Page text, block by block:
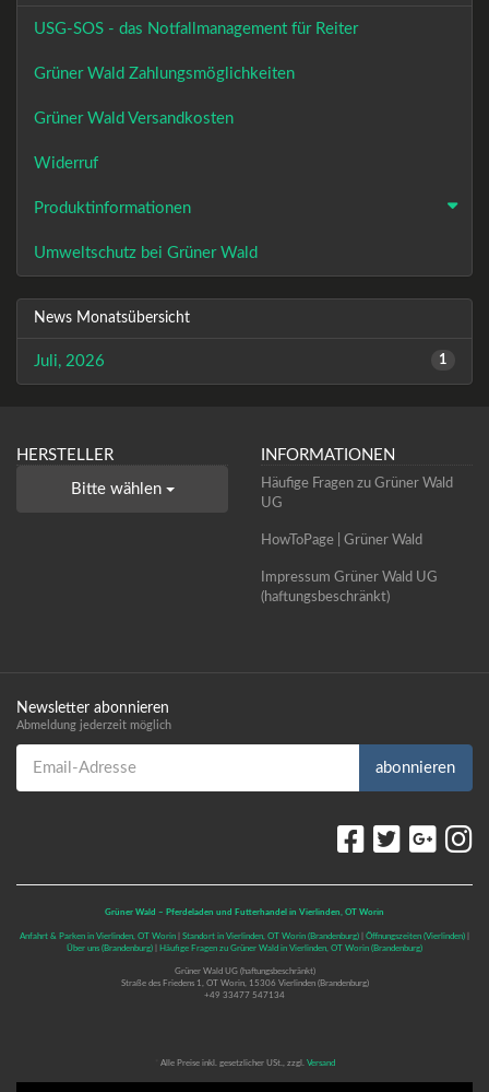
USG-SOS - das Notfallmanagement für Reiter
Grüner Wald Zahlungsmöglichkeiten
Grüner Wald Versandkosten
Widerruf
Produktinformationen
Umweltschutz bei Grüner Wald
News Monatsübersicht
Juli, 2026 1
HERSTELLER
Bitte wählen
INFORMATIONEN
Häufige Fragen zu Grüner Wald
UG
HowToPage | Grüner Wald
Impressum Grüner Wald UG
(haftungsbeschränkt)
Newsletter abonnieren
Abmeldung jederzeit möglich
abonnieren
Grüner Wald – Pferdeladen und Futterhandel in Vierlinden, OT Worin
Anfahrt & Parken in Vierlinden, OT Worin Standort in Vierlinden, OT Worin (Brandenburg) Öffnungszeiten (Vierlinden)
Über uns (Brandenburg)
Häufige Fragen zu Grüner Wald in Vierlinden, OT Worin (Brandenburg)
Grüner Wald UG (haftungsbeschränkt)
Straße des Friedens 1, OT Worin, 15306 Vierlinden (Brandenburg)
+49 33477 547134
Alle Preise inkl. gesetzlicher USt., zzgl. Versand